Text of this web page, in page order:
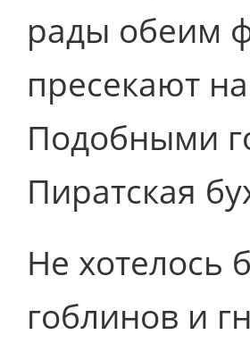
рады обеим
пресекают
Подобными
Пиратская
Не хотелось
гоблинов и